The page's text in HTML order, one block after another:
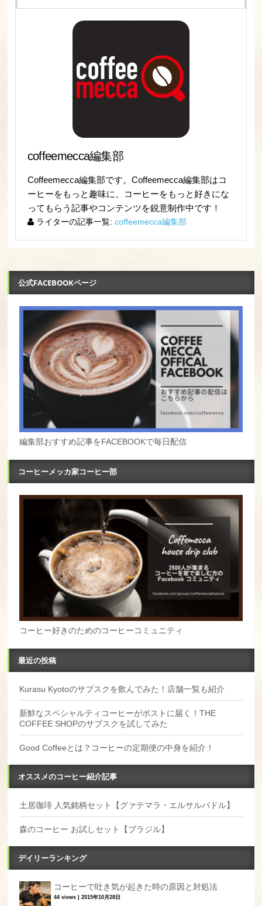
coffeemecca編集部
Coffeemecca編集部です。Coffeemecca編集部はコ
ーヒーをもっと趣味に、コーヒーをもっと好きにな
ってもらう記事やコンテンツを鋭意制作中です！
ライターの記事一覧: coffeemecca編集部
公式FACEBOOKページ
編集部おすすめ記事をFACEBOOKで毎日配信
コーヒーメッカ家コーヒー部
コーヒー好きのためのコーヒーコミュニティ
最近の投稿
Kurasu Kyotoのサブスクを飲んでみた！店舗一覧も紹介
新鮮なスペシャルティコーヒーがポストに届く！THE
COFFEE SHOPのサブスクを試してみた
Good Coffeeとは？コーヒーの定期便の中身を紹介！
オススメのコーヒー紹介記事
土居珈琲 人気銘柄セット【グァテマラ・エルサルバドル】
森のコーヒー お試しセット【ブラジル】
デイリーランキング
コーヒーで吐き気が起きた時の原因と対処法
44 views |2015年10月28日